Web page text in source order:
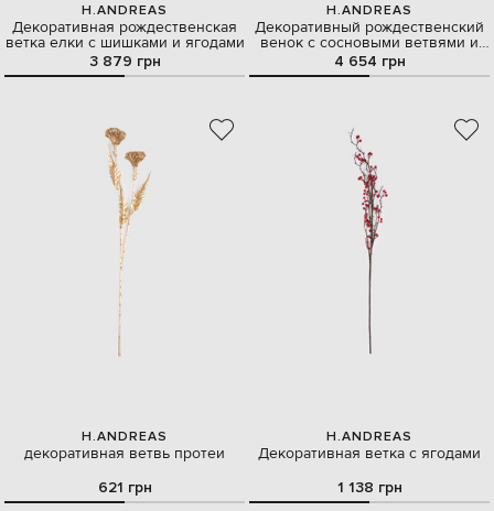
H.ANDREAS
Декоративная рождественская
ветка елки с шишками и ягодами
3 879 грн
H.ANDREAS
Декоративный рождественский
венок с сосновыми ветвями и
ягодами магнолии
4 654 грн
H.ANDREAS
декоративная ветвь протеи
621 грн
H.ANDREAS
Декоративная ветка с ягодами
1 138 грн